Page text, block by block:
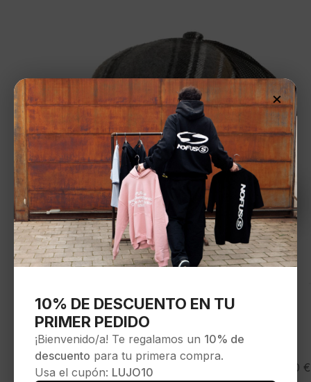
VON DUTCH
Gorra»CAR06 «
35,00 €
×
10% DE DESCUENTO EN TU
PRIMER PEDIDO
¡Bienvenido/a! Te regalamos un 10% de
descuento para tu primera compra.
Usa el cupón: LUJO10